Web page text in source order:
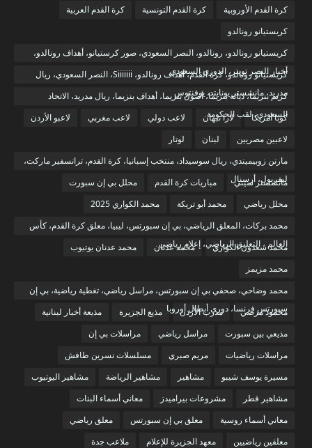
كرة القدم الأوروبية
كرة القدم التونسية
كرة القدم العربية
كريستيانو رونالدو
كريستيانو رونالدو، رونالدو، النصر السعودي، صور كرستيانو، أهداف رونالدو،
أخبار النصر تويتر، الدوري السعودي
كريستيانو رونالدو، كرة القدم، أهداف رونالدو، Siiiiiii، النصر السعودي، ريال
مدريد، مانشستر يونايتد، يوفنتوس
كريم بنزيما، ديانة بنزيما، أصول بنزيما، أهداف بنزيما، ريال مدريد، الاتحاد
السعودي، لقب الحكومة
كوبا أمريكا لارا نبهان لاعب دولي لاعب مغربي
لاعبو الأردن
لاعبين مصريين
لبنان
لوتار
مارتن زوبيميندي، ريال سوسيداد، منتخب إسبانيا، كرة القدم، ترانسفير ماركت،
ليفربول، أرسنال
مانشستر سيتي مباريات كرة القدم
محلل بي إن سبورت
محلل رياضي
محمد أبو تريكة
محمد الكواري 2025
محمد بركات، المعلق الرياضي، بي إن سبورتس، ليبيا، معلق كرة القدم، كأس
العالم ، التعليق الرياضي، إعلام رياضي
محمد سعدون الكواري محمد عدنان
محمد عدنان يوتيوب
محمد مزيمز
محمد وضاحي، صحفي بي إن سبورتس، مراسل رياضي، تغطية رياضية، بي إن
سبورتس فرنسا، دوري أبطال أوروبا
محمود مرضي مدرب الأردن مذيع الجزيرة
مذيعة أخبار لبنانية
مذيعي بين سبورت
مراسل رياضي
مراسلات بي إن
مراسلات رياضيات
مريم صبري
مسلسلات نسرين طافش
مسيرة يوسف شيبو
مشاهير مشاهير الرياضة
مشاهير اليوتيوب
مشاهير قطر
مشروعات بيراميدز
معاني أسماء البنات
معاني أسماء روسية
معلق بي إن سبورتس
معلق رياضي
معلقين رياضيين
معهد الجزيرة للإعلام
ملاعب جدة